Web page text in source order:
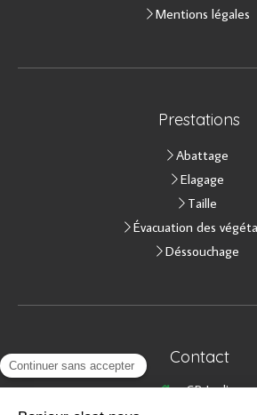
Mentions légales
Prestations
Abattage
Elagage
Taille
Évacuation des
Déssouchage
Contact
GB Jardins